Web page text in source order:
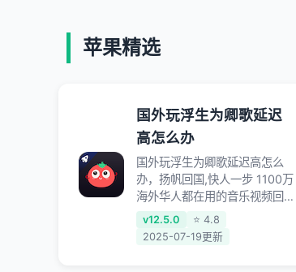
苹果精选
国外玩浮生为卿歌延迟
高怎么办
国外玩浮生为卿歌延迟高怎么
办，扬帆回国,快人一步 1100万
海外华人都在用的音乐视频回国
加速器 Android iOS Windows
Mac TV VIP 支持多种加速场景
v12.5.0
⭐ 4.8
2025-07-19更新